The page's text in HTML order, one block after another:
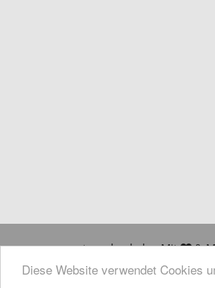
Diese Website verwendet Cookies
traucheck.de - Mit
&
gemacht.